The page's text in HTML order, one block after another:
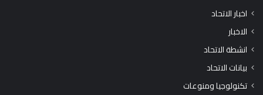
اخبار الاتحاد
الاخبار
انشطة الاتحاد
بيانات الاتحاد
تكنولوجيا ومنوعات